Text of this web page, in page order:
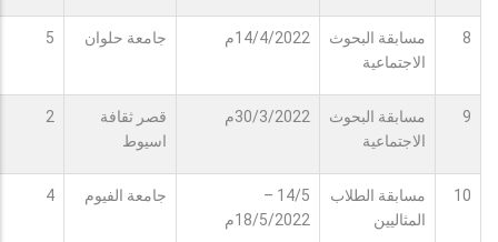
8
مسابقة البحوث
الاجتماعية
14/4/2022م جامعة حلوان 5
9
مسابقة البحوث
الاجتماعية
30/3/2022م
قصر ثقافة
اسيوط
2
10
مسابقة الطلاب
المثاليين
14/5 –
18/5/2022م
جامعة الفيوم 4